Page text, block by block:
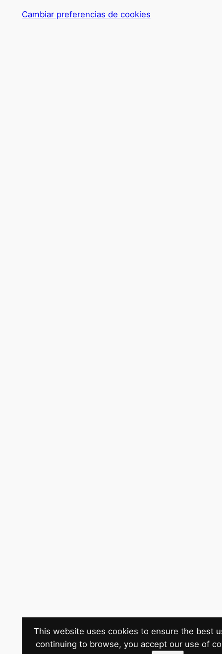
This website uses cookies to ensure the best
continuing to browse, you accept our use of
Cambiar preferencias de cookies